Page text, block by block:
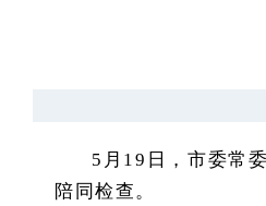
5月19日，市委常
陪同 检查。